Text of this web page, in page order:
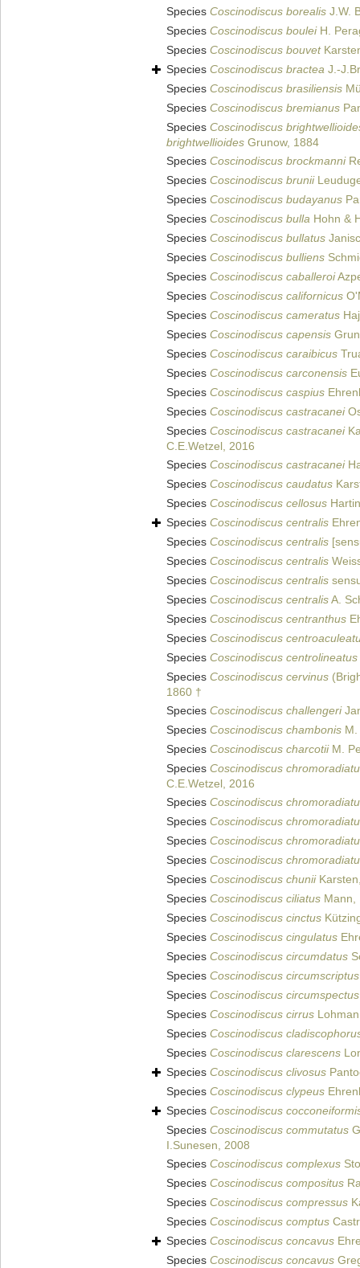
Species Coscinodiscus borealis J.W.
Species Coscinodiscus bouleiH.
Species Coscinodiscus bouvet
Species Coscinodiscus bractea J.-
Species Coscinodiscus brasiliensis
Species Coscinodiscus bremianus
Species Coscinodiscus
brightwellioides Grunow, 1884
Species Coscinodiscus brockmanni
Species Coscinodiscus brunii
Species Coscinodiscus budayanus
Species Coscinodiscus bulla Hohn &
Species Coscinodiscus bullatus
Species Coscinodiscus bulliens
Species Coscinodiscus caballeroi
Species Coscinodiscus californicus
Species Coscinodiscus cameratus
Species Coscinodiscus capensis
Species Coscinodiscus caraibicus
Species Coscinodiscus carconensis
Species Coscinodiscus caspius
Species Coscinodiscus castracanei
Species Coscinodiscus castracanei
C.E.Wetzel, 2016
Species Coscinodiscus castracanei
Species Coscinodiscus caudatus
Species Coscinodiscus cellosus
Species Coscinodiscus centralis
Species Coscinodiscus centralis
Species Coscinodiscus centralis
Species Coscinodiscus centralis
Species Coscinodiscus centralisA.
Species Coscinodiscus centranthus
Species Coscinodiscus
Species Coscinodiscus centrolineatus
Species Coscinodiscus cervinus
1860 †
Species Coscinodiscus challengeri
Species Coscinodiscus chambonis
Species Coscinodiscus charcotiiM.
Species Coscinodiscus
C.E.Wetzel, 2016
Species Coscinodiscus
Species Coscinodiscus
Species Coscinodiscus
Species Coscinodiscus
Species Coscinodiscus chunii
Species Coscinodiscus ciliatus Mann,
Species Coscinodiscus cinctus
Species Coscinodiscus cingulatus
Species Coscinodiscus circumdatus
Species Coscinodiscus circumscriptus
Species Coscinodiscus circumspectus
Species Coscinodiscus cirrus
Species Coscinodiscus
Species Coscinodiscus clarescens
Species Coscinodiscus clivosus
Species Coscinodiscus clypeus
Species Coscinodiscus
Species Coscinodiscus commutatus
I.Sunesen, 2008
Species Coscinodiscus complexus
Species Coscinodiscus compositus
Species Coscinodiscus compressus
Species Coscinodiscus comptus
Species Coscinodiscus concavus
Species Coscinodiscus concavus